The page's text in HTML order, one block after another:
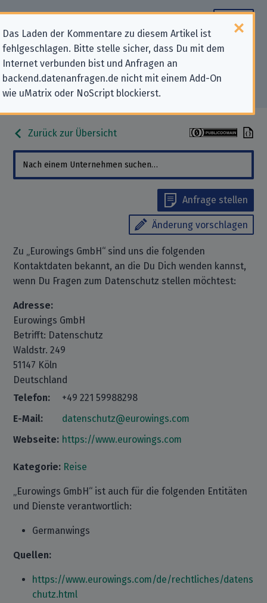
Das Laden der Kommentare zu diesem Artikel ist
fehlgeschlagen. Bitte stelle sicher, dass Du mit dem
Internet verbunden bist und Anfragen an
backend.datenanfragen.de nicht mit einem Add-On
wie uMatrix oder NoScript blockierst.
Datenschutz-Kontaktdaten für
„Eurowings GmbH“
Zurück zur Übersicht
Anfrage stellen
Änderung vorschlagen
Zu „Eurowings GmbH“ sind uns die folgenden
Kontaktdaten bekannt, an die Du Dich wenden kannst,
wenn Du Fragen zum Datenschutz stellen möchtest:
Adresse:
Eurowings GmbH
Betrifft: Datenschutz
Waldstr. 249
51147 Köln
Deutschland
Telefon:
+49 221 59988298
E-Mail:
datenschutz@eurowings.com
Webseite: https://www.eurowings.com
Kategorie: Reise
„Eurowings GmbH“ ist auch für die folgenden Entitäten
und Dienste verantwortlich:
Germanwings
Quellen:
https://www.eurowings.com/de/rechtliches/datens
chutz.html